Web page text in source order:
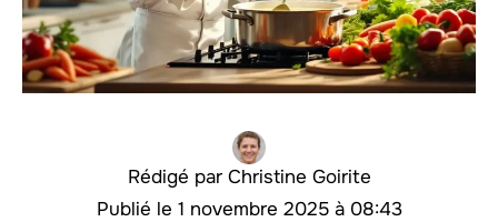
Christine Goirite
1 novembre 2025 à 08:43